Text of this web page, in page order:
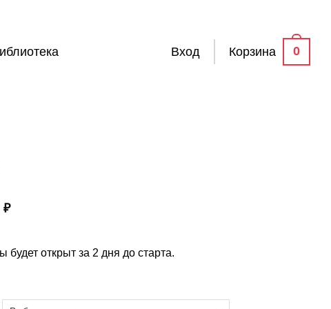
Вход Корзина 0
₽.
₽Текущая
будет открыт за 2 дня до старта.